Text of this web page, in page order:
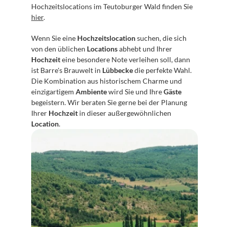
hier.
Wenn Sie eine Hochzeitslocation suchen, die sich
von den üblichen Locations
Hochzeit eine besondere Note verleihen soll, dann
ist Barre's Brauwelt in Lübbecke die perfekte Wahl.
Die Kombination aus historischem Charme und
einzigartigem Ambiente wird Sie und Ihre Gäste
begeistern. Wir beraten Sie gerne bei der Planung
Ihrer Hochzeit
Location.